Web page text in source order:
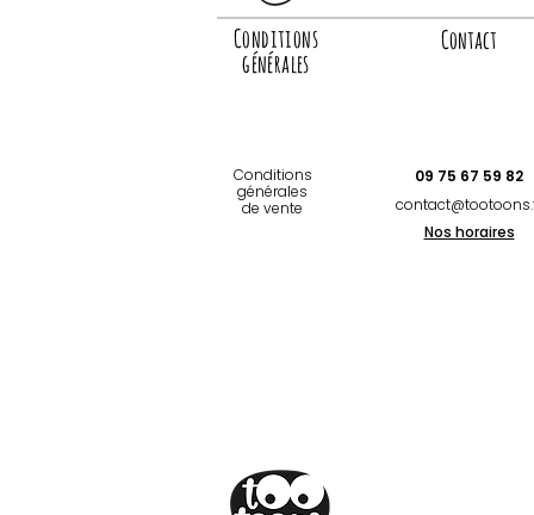
Conditions
générales
Contact
Conditions
générales
de vente
09 75 67 59 82
Nos horaires